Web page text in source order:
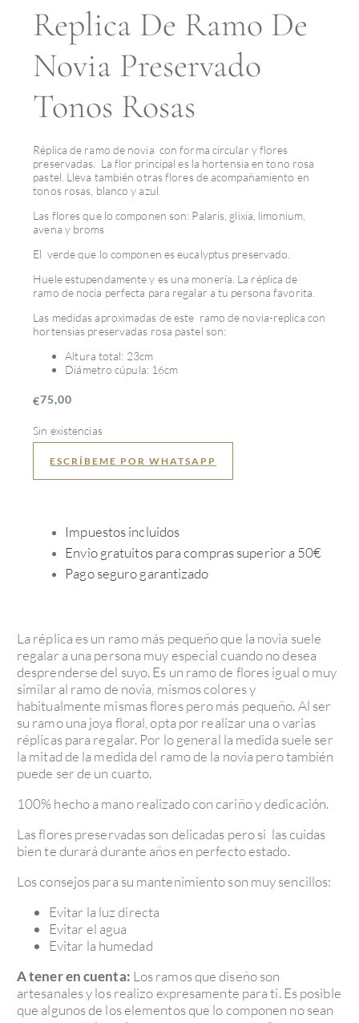
Replica De Ramo De
Novia Preservado
Tonos Rosas
Réplica de ramo de novia con forma circular y flores
preservadas. La flor principal es la hortensia en tono rosa
pastel. Lleva también otras flores de acompañamiento en
tonos rosas, blanco y azul.
Las flores que lo componen son: Palaris, glixia, limonium,
avena y broms
El verde que lo componen es eucalyptus preservado.
Huele estupendamente y es una monería. La réplica de
ramo de nocia perfecta para regalar a tu persona favorita.
Las medidas aproximadas de este ramo de novia-replica con
hortensias preservadas rosa pastel son:
Altura total: 23cm
Diámetro cúpula: 16cm
€75,00
Sin existencias
ESCRÍBEME POR WHATSAPP
Impuestos incluidos
Envio gratuitos para compras superior a 50€
Pago seguro garantizado
La réplica es un ramo más pequeño que la novia suele
regalar a una persona muy especial cuando no desea
desprenderse del suyo. Es un ramo de flores igual o muy
similar al ramo de novia, mismos colores y
habitualmente mismas flores pero más pequeño. Al ser
su ramo una joya floral, opta por realizar una o varias
réplicas para regalar. Por lo general la medida suele ser
la mitad de la medida del ramo de la novia pero también
puede ser de un cuarto.
100% hecho a mano realizado con cariño y dedicación.
Las flores preservadas son delicadas pero si las cuidas
bien te durará durante años en perfecto estado.
Los consejos para su mantenimiento son muy sencillos:
Evitar la luz directa
Evitar el agua
Evitar la humedad
A tener en cuenta: Los ramos que diseño son
artesanales y los realizo expresamente para ti. Es posible
que algunos de los elementos que lo componen no sean